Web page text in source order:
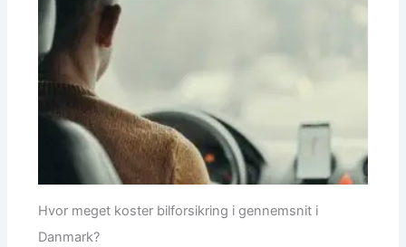
Hvor meget koster bilforsikring i gennemsnit i
Danmark?